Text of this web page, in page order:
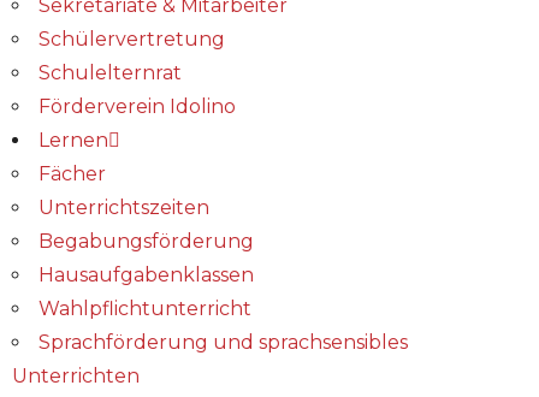
Sekretariate & Mitarbeiter
Schülervertretung
Schulelternrat
Förderverein Idolino
Lernen
Fächer
Unterrichtszeiten
Begabungs­förderung
Hausaufgabenklassen
Wahlpflichtunterricht
Sprachförderung und sprachsensibles
Unterrichten